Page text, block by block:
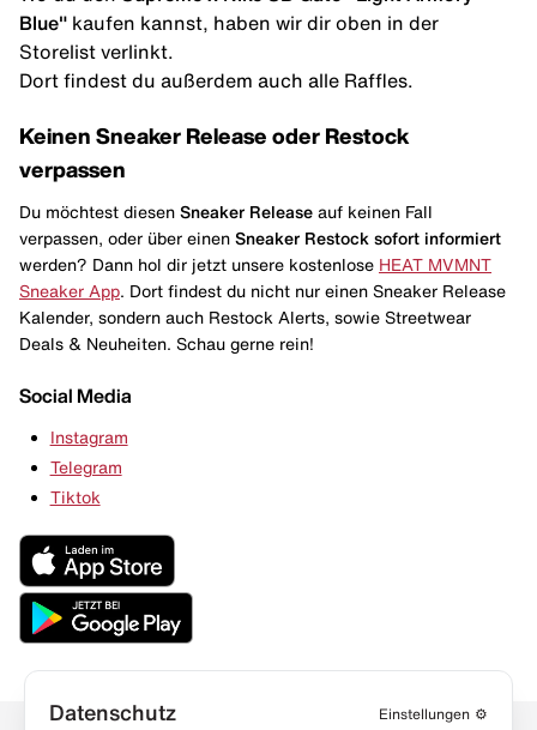
Blue" kaufen kannst, haben wir dir oben in der
Storelist verlinkt.
Dort findest du außerdem auch alle Raffles.
Keinen Sneaker Release oder Restock
verpassen
Du möchtest diesen Sneaker Release auf keinen Fall
verpassen, oder über einen Sneaker Restock sofort informiert
werden? Dann hol dir jetzt unsere kostenlose HEAT MVMNT
Sneaker App . Dort findest du nicht nur einen Sneaker Release
Kalender, sondern auch Restock Alerts, sowie Streetwear
Deals & Neuheiten. Schau gerne rein!
Social Media
Instagram
Telegram
Tiktok
Datenschutz Einstellungen ⚙️